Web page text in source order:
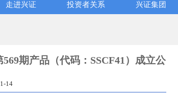
走进兴证 投资者关系 兴证集团
期产品（代码：SSCF41）成立公
14